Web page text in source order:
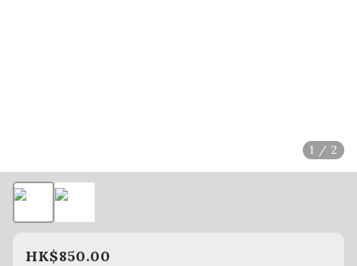
1 / 2
HK$850.00